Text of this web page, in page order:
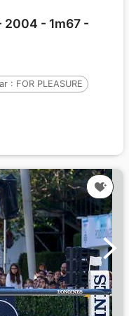
- 1m67 -
: FOR PLEASURE